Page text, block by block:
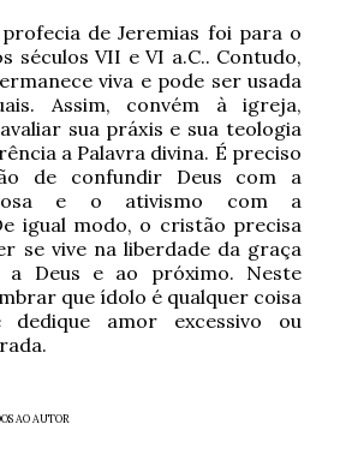
de Jeremias foi para o
séculos VII e VI a.C.. Contudo,
viva e pode ser usada
Assim, convém à igreja,
sua práxis e sua teologia
a Palavra divina. É preciso
de confundir Deus com a
e o ativismo com a
igual modo, o cristão precisa
se vive na liberdade da graça
a Deus e ao próximo. Neste
que ídolo é qualquer coisa
dedique amor excessivo ou
AO AUTOR